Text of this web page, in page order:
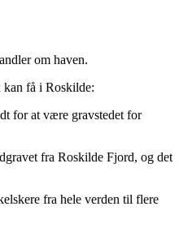
om haven.
kan få i Roskilde:
for at være gravstedet for
fra Roskilde Fjord, og det
fra hele verden til flere